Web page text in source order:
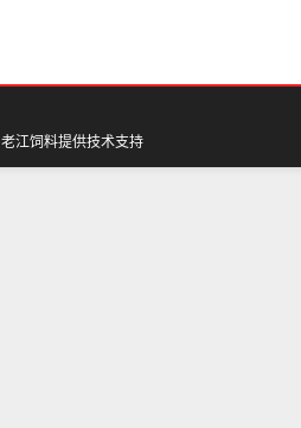
老江饲料提供技术支持